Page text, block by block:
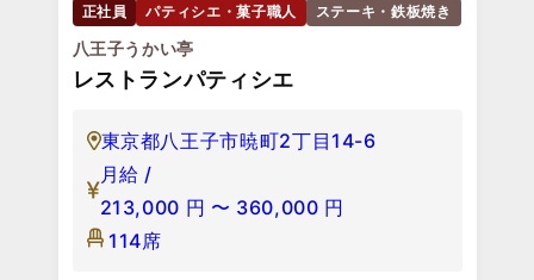
正社員 パティシエ・菓子職人 ステーキ・鉄板焼き
八王子うかい亭
レストランパティシエ
東京都八王子市暁町2丁目14-6
月給 /
213,000 円 〜 360,000 円
114席